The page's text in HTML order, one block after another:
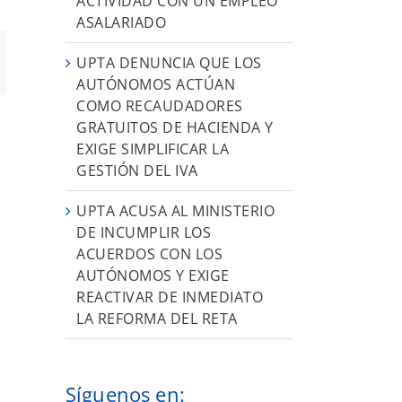
ASALARIADO
UPTA DENUNCIA QUE LOS
AUTÓNOMOS ACTÚAN
COMO RECAUDADORES
GRATUITOS DE HACIENDA Y
EXIGE SIMPLIFICAR LA
GESTIÓN DEL IVA
UPTA ACUSA AL MINISTERIO
DE INCUMPLIR LOS
ACUERDOS CON LOS
AUTÓNOMOS Y EXIGE
REACTIVAR DE INMEDIATO
LA REFORMA DEL RETA
Síguenos en: